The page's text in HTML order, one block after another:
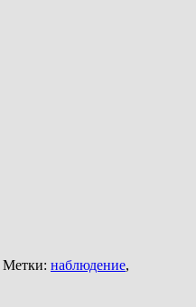
Метки: наблюдение,